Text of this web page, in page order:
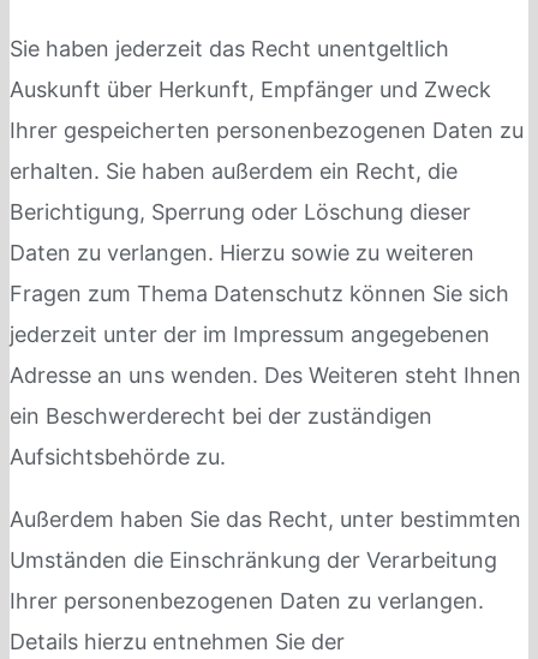
Sie haben jederzeit das Recht unentgeltlich
Auskunft über Herkunft, Empfänger und Zweck
Ihrer gespeicherten personenbezogenen Daten zu
erhalten. Sie haben außerdem ein Recht, die
Berichtigung, Sperrung oder Löschung dieser
Daten zu verlangen. Hierzu sowie zu weiteren
Fragen zum Thema Datenschutz können Sie sich
jederzeit unter der im Impressum angegebenen
Adresse an uns wenden. Des Weiteren steht Ihnen
ein Beschwerderecht bei der zuständigen
Aufsichtsbehörde zu.
Außerdem haben Sie das Recht, unter bestimmten
Umständen die Einschränkung der Verarbeitung
Ihrer personenbezogenen Daten zu verlangen.
Details hierzu entnehmen Sie der